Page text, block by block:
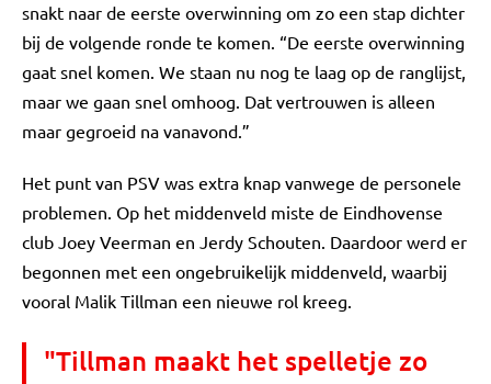
snakt naar de eerste overwinning om zo een stap dichter
bij de volgende ronde te komen. “De eerste overwinning
gaat snel komen. We staan nu nog te laag op de ranglijst,
maar we gaan snel omhoog. Dat vertrouwen is alleen
maar gegroeid na vanavond.”
Het punt van PSV was extra knap vanwege de personele
problemen. Op het middenveld miste de Eindhovense
club Joey Veerman en Jerdy Schouten. Daardoor werd er
begonnen met een ongebruikelijk middenveld, waarbij
vooral Malik Tillman een nieuwe rol kreeg.
"Tillman maakt het spelletje zo